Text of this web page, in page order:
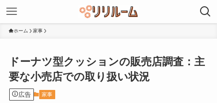
ホーム 家事
ドーナツ型クッションの販売店調査：主
要な小売店での取り扱い状況
広告 家事